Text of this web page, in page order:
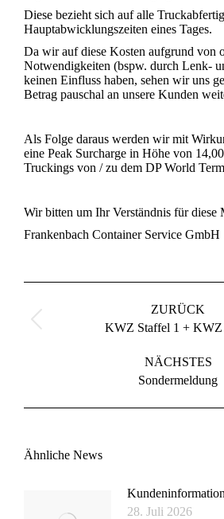
Diese bezieht sich auf alle
Hauptabwicklungszeiten eines Tages.
Da wir auf diese Kosten aufgrund von
Notwendigkeiten (bspw. durch Lenk-
keinen Einfluss haben, sehen wir uns
Betrag pauschal an unsere Kunden
Als Folge daraus werden wir mit
eine Peak Surcharge in Höhe von
Truckings von / zu dem DP World
Wir bitten um Ihr Verständnis für diese
Frankenbach Container Service GmbH
ZURÜCK
KWZ Staffel 1 + KWZ
NÄCHSTES
Nächster
Beitrag:
Sondermeldung
Ähnliche News
28. Juli 2026